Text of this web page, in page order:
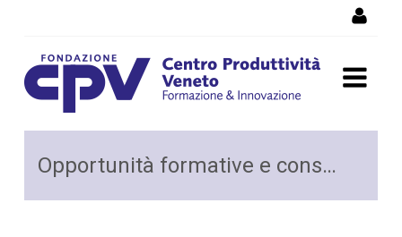
Opportunità formative e
consulenza
Opportunità formative e consulenza